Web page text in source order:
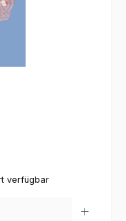
verfügbar